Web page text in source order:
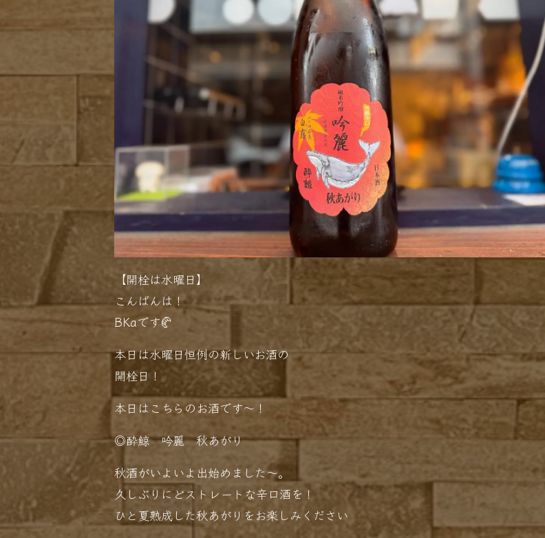
【開栓は水曜日】
こんばんは！
BKaです🥐
本日は水曜日恒例の新しいお酒の
開栓日！
本日はこちらのお酒です〜！
◎酔鯨 吟麗 秋あがり
秋酒がいよいよ出始めました〜。
久しぶりにどストレートな辛口酒を！
ひと夏熟成した秋あがりをお楽しみください